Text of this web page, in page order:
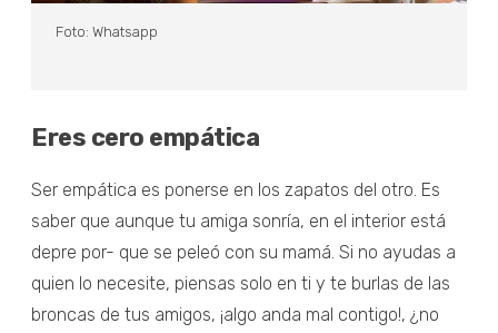
Foto: Whatsapp
Eres cero empática
Ser empática es ponerse en los zapatos del otro. Es
saber que aunque tu amiga sonría, en el interior está
depre por- que se peleó con su mamá. Si no ayudas a
quien lo necesite, piensas solo en ti y te burlas de las
broncas de tus amigos, ¡algo anda mal contigo!, ¿no